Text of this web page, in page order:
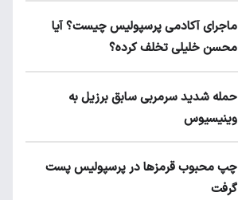
ماجرای آکادمی پرسپولیس چیست؟ آیا
محسن خلیلی تخلف کرده؟
حمله شدید سرمربی سابق برزیل به
وینیسیوس
چپ محبوب قرمزها در پرسپولیس پست
گرفت